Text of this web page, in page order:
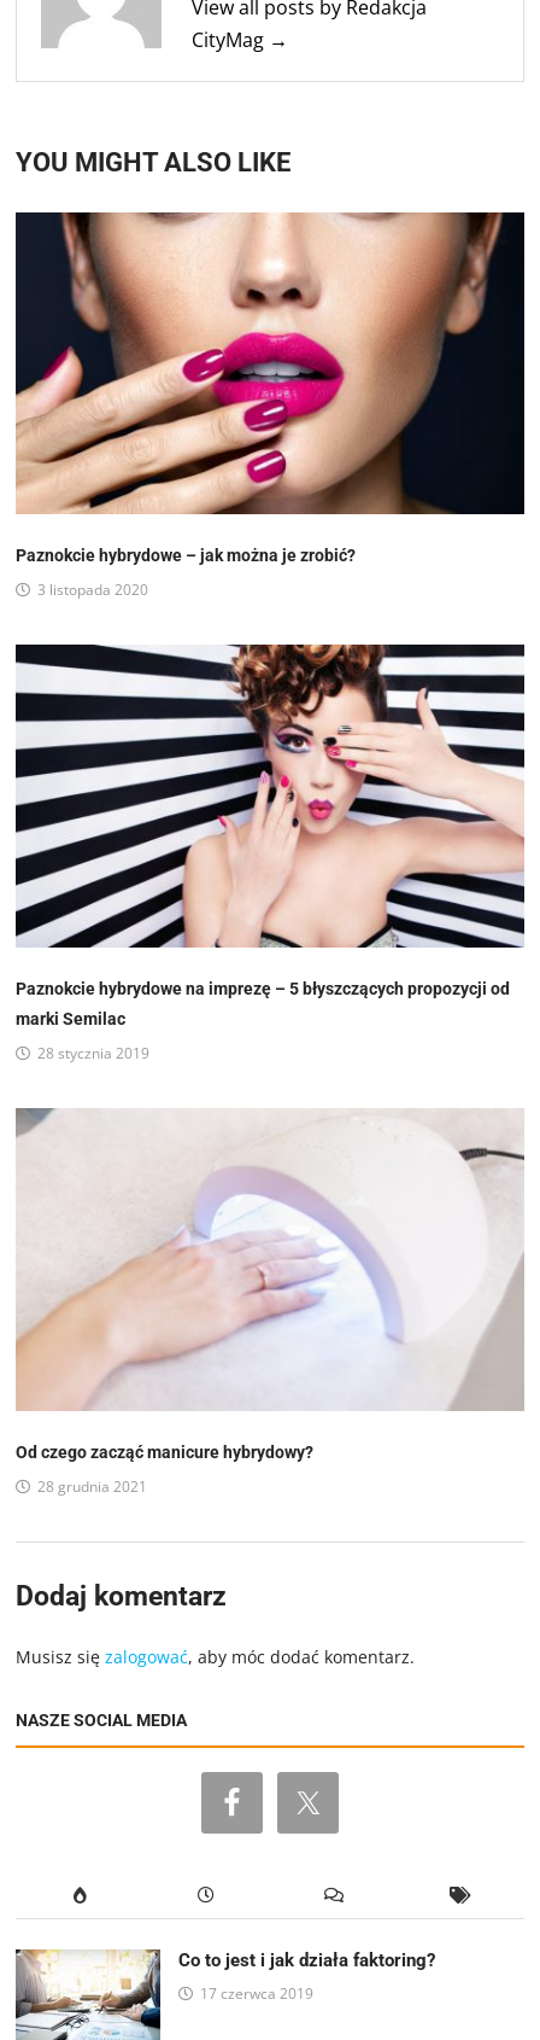
View all posts by Redakcja
CityMag →
YOU MIGHT ALSO LIKE
Paznokcie hybrydowe – jak można je zrobić?
3 listopada 2020
Paznokcie hybrydowe na imprezę – 5 błyszczących propozycji od
marki Semilac
28 stycznia 2019
Od czego zacząć manicure hybrydowy?
28 grudnia 2021
Dodaj komentarz
Musisz sięzalogować, aby móc dodać komentarz.
NASZE SOCIAL MEDIA
Co to jest i jak działa faktoring?
17 czerwca 2019